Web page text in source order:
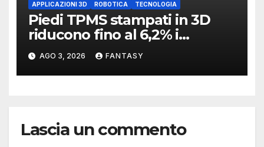
APPLICAZIONI 3D ROBOTICA TECNOLOGIA
Piedi TPMS stampati in 3D
riducono fino al 6,2% i
consumi di un robot
quadrupede
AGO 3, 2026 FANTASY
Lascia un commento